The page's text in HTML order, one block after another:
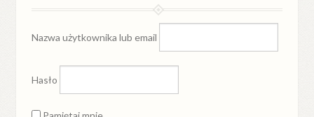
Nazwa użytkownika lub email
Hasło